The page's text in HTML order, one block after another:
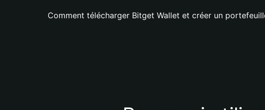
Comment télécharger Bitget Wallet et créer un